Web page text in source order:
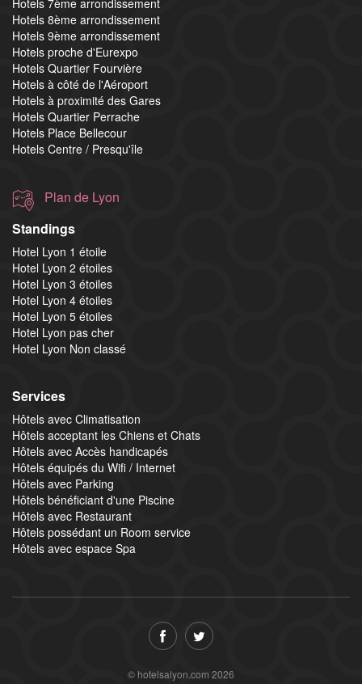
Hotels 8ème arrondissement
Hotels 9ème arrondissement
Hotels proche d'Eurexpo
Hotels Quartier Fourvière
Hotels à côté de l'Aéroport
Hotels à proximité des Gares
Hotels Quartier Perrache
Hotels Place Bellecour
Hotels Centre / Presqu'île
Plan de Lyon
Standings
Hotel Lyon 1 étoile
Hotel Lyon 2 étoiles
Hotel Lyon 3 étoiles
Hotel Lyon 4 étoiles
Hotel Lyon 5 étoiles
Hotel Lyon pas cher
Hotel Lyon Non classé
Services
Hôtels avec Climatisation
Hôtels acceptant les Chiens et Chats
Hôtels avec Accès handicapés
Hôtels équipés du Wifi / Internet
Hôtels avec Parking
Hôtels bénéficiant d'une Piscine
Hôtels avec Restaurant
Hôtels possédant un Room service
Hôtels avec espace Spa
© hotelsalyon.com 2026